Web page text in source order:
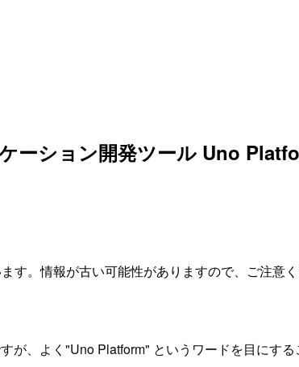
ーション開発ツール Uno
す。情報が古い可能性がありますので、ご注意く
が、よく"Uno Platform" というワードを目にする